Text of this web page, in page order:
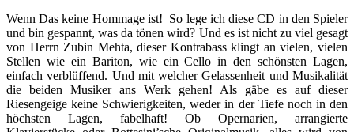
Wenn Das keine Hommage ist! So lege ich diese CD in den Spieler
und bin gespannt, was da tönen wird? Und es ist nicht zu viel gesagt
von Herrn Zubin Mehta, dieser Kontrabass klingt an vielen, vielen
Stellen wie ein Bariton, wie ein Cello in den schönsten Lagen,
einfach verblüffend. Und mit welcher Gelassenheit und Musikalität
die beiden Musiker ans Werk gehen! Als gäbe es auf dieser
Riesengeige keine Schwierigkeiten, weder in der Tiefe noch in den
höchsten Lagen, fabelhaft! Ob Opernarien, arrangierte